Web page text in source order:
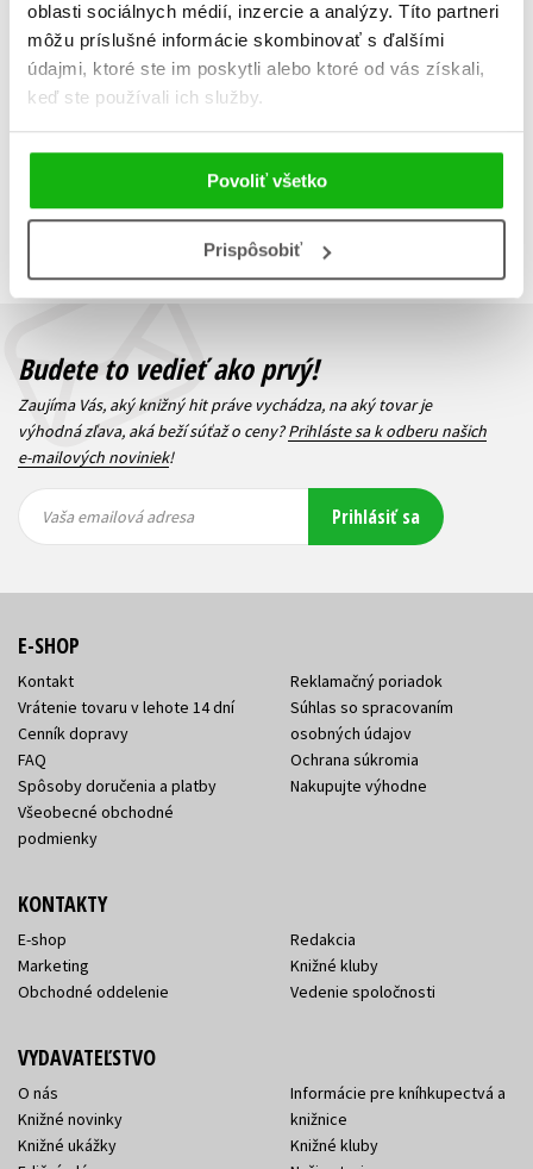
oblasti sociálnych médií, inzercie a analýzy. Títo partneri
môžu príslušné informácie skombinovať s ďalšími
údajmi, ktoré ste im poskytli alebo ktoré od vás získali,
keď ste používali ich služby.
Povoliť všetko
Prispôsobiť
Do košíka
Zobrazujem 1 až 3 z celkových 3 záznamov
Predchádzajúci
Budete to vedieť ako prvý!
Zaujíma Vás, aký knižný hit práve vychádza, na aký tovar je
výhodná zľava, aká beží súťaž o ceny?Prihláste sa k odberu našich
e-mailových noviniek!
emailová
emailová
Vaša emailová adresa Prihlásiť sa
E-SHOP
Kontakt
Vrátenie tovaru v lehote 14 dní
Cenník dopravy
FAQ
Spôsoby doručenia a platby
Všeobecné obchodné
podmienky
Reklamačný poriadok
Súhlas so spracovaním
osobných údajov
Ochrana súkromia
Nakupujte výhodne
KONTAKTY
E-shop
Marketing
Obchodné oddelenie
Redakcia
Knižné kluby
Vedenie spoločnosti
VYDAVATEĽSTVO
O nás
Knižné novinky
Knižné ukážky
Informácie pre kníhkupectvá a
knižnice
Knižné kluby